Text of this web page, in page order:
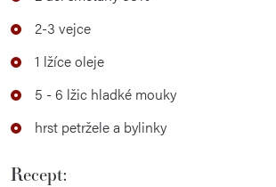
2-3 vejce
1 lžíce oleje
5 - 6 lžic hladké mouky
hrst petržele a bylinky
Recept: